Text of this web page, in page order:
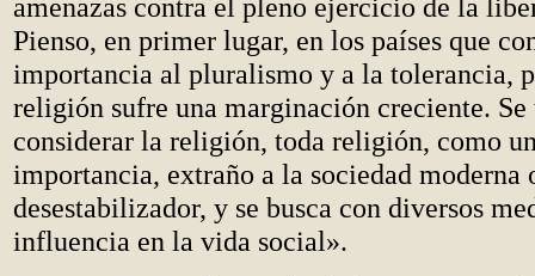
amenazas contra el pleno ejercicio de la
Pienso, en primer lugar, en los países que
importancia al pluralismo y a la tolerancia,
religión sufre una marginación creciente. Se
considerar la religión, toda religión, como
importancia, extraño a la sociedad moderna
desestabilizador, y se busca con diversos
influencia en la vida social».